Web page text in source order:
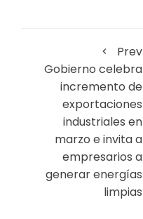
Prev
Gobierno celebra
incremento de
exportaciones
industriales en
marzo e invita a
empresarios a
generar energías
limpias